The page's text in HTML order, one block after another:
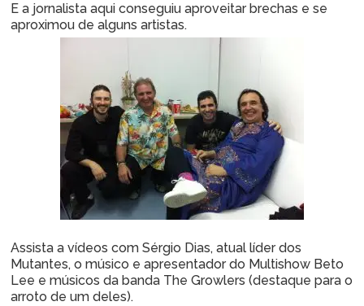
E a jornalista aqui conseguiu aproveitar brechas e se
aproximou de alguns artistas.
Assista a vídeos com Sérgio Dias, atual líder dos
Mutantes, o músico e apresentador do Multishow Beto
Lee e músicos da banda The Growlers (destaque para o
arroto de um deles).